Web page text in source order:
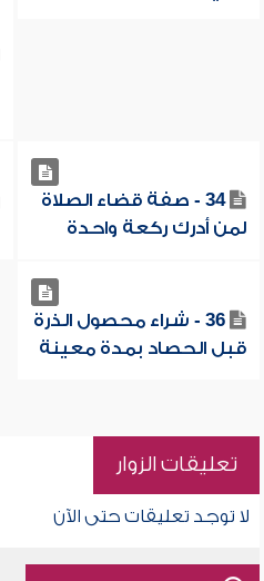
34 - صفة قضاء الصلاة
لمن أدرك ركعة واحدة
36 - شراء محصول الذرة
قبل الحصاد بمدة معينة
تعليقات الزوار
لا توجد تعليقات حتى الآن